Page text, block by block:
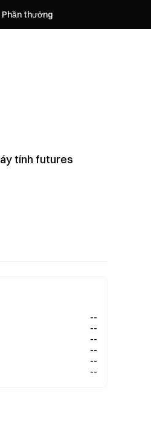
Phần thưởng
tính futures
--
--
--
--
--
--